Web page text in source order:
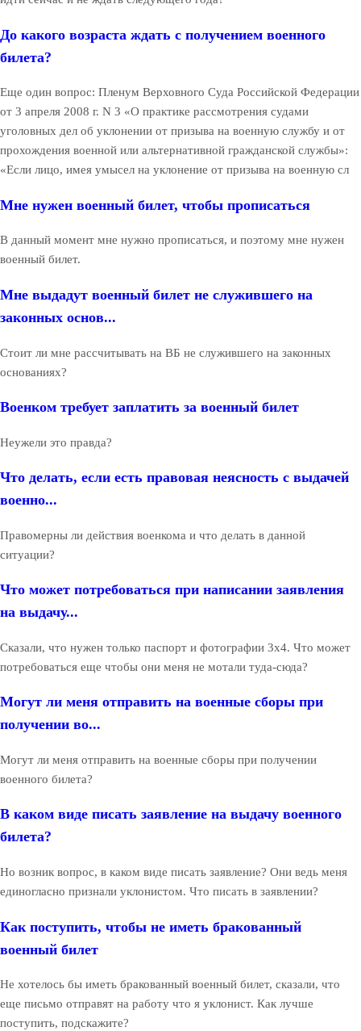
До какого возраста ждать с получением военного
билета?
Еще один вопрос: Пленум Верховного Суда Российской Федерации
от 3 апреля 2008 г. N 3 «О практике рассмотрения судами
уголовных дел об уклонении от призыва на военную службу и от
прохождения военной или альтернативной гражданской службы»:
«Если лицо, имея умысел на уклонение от призыва на военную сл
Мне нужен военный билет, чтобы прописаться
В данный момент мне нужно прописаться, и поэтому мне нужен
военный билет.
Мне выдадут военный билет не служившего на
законных основ...
Стоит ли мне рассчитывать на ВБ не служившего на законных
основаниях?
Военком требует заплатить за военный билет
Неужели это правда?
Что делать, если есть правовая неясность с выдачей
военно...
Правомерны ли действия военкома и что делать в данной
ситуации?
Что может потребоваться при написании заявления
на выдачу...
Сказали, что нужен только паспорт и фотографии 3х4. Что может
потребоваться еще чтобы они меня не мотали туда-сюда?
Могут ли меня отправить на военные сборы при
получении во...
Могут ли меня отправить на военные сборы при получении
военного билета?
В каком виде писать заявление на выдачу военного
билета?
Но возник вопрос, в каком виде писать заявление? Они ведь меня
единогласно признали уклонистом. Что писать в заявлении?
Как поступить, чтобы не иметь бракованный
военный билет
Не хотелось бы иметь бракованный военный билет, сказали, что
еще письмо отправят на работу что я уклонист. Как лучше
поступить, подскажите?